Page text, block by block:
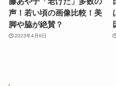
声！若い頃の画像比較！美
脚や脇が絶賛？
2023年4月6日